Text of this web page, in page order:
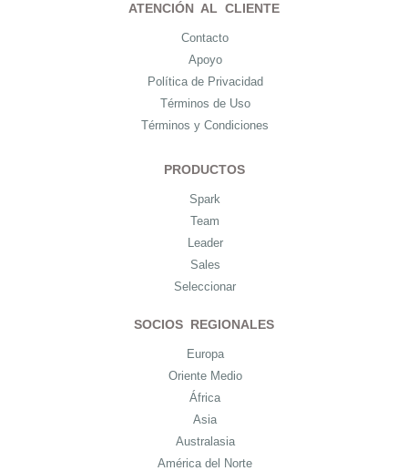
ATENCIÓN AL CLIENTE
Contacto
Apoyo
Política de Privacidad
Términos de Uso
Términos y Condiciones
PRODUCTOS
Spark
Team
Leader
Sales
Seleccionar
SOCIOS REGIONALES
Europa
Oriente Medio
África
Asia
Australasia
América del Norte